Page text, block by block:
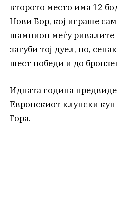
второто место има 12
Нови Бор, кој играше
шампион меѓу ривалите
загуби тој дуел, но,
шест победи и до
Идната година
Европскиот клупски
Гора.